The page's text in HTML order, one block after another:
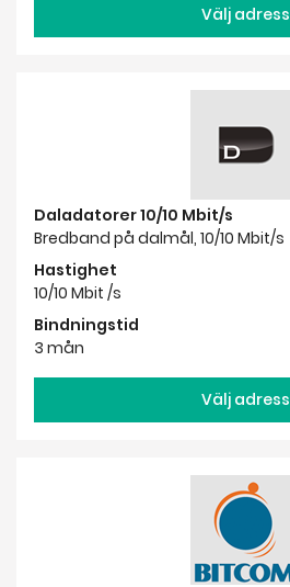
Välj adress
Daladatorer 10/10 Mbit/s
Bredband på dalmål, 10/10 Mbit/s
Hastighet
10/10 Mbit /s
Bindningstid
3 mån
Välj adress